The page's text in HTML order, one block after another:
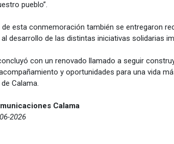
pueblo”.
de esta conmemoración también se entregaron
desarrollo de las distintas iniciativas solidarias
con un renovado llamado a seguir
y oportunidades para una vida
Calama.
Calama
2026